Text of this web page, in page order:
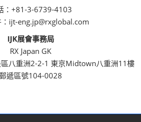
：+81-3-6739-4103
：ijt-eng.jp@rxglobal.com
IJK展會事務局
RX Japan GK
八重洲2-2-1 東京Midtown八重洲11樓
遞區號104-0028